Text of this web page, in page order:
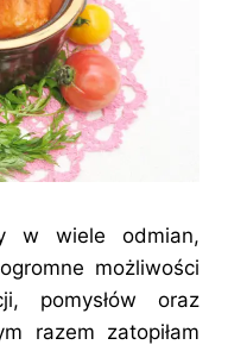
w wiele odmian,
możliwości
pomysłów oraz
razem zatopiłam